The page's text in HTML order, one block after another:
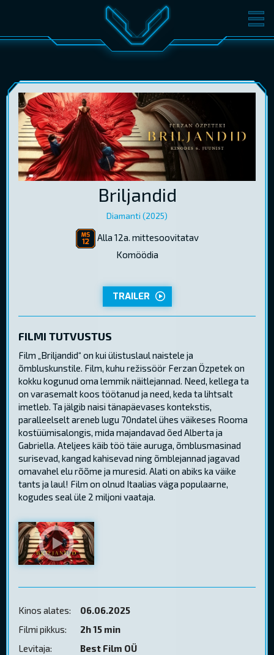
FILMID PILETID
KONVERENTS V-KLUBI
KINKEKAARDID
Briljandid
Diamanti (2025)
Alla 12a. mittesoovitatav
Komöödia
TRAILER
FILMI TUTVUSTUS
Film „Briljandid“ on kui ülistuslaul naistele ja
õmbluskunstile. Film, kuhu režissöör Ferzan Özpetek on
kokku kogunud oma lemmik näitlejannad. Need, kellega ta
on varasemalt koos töötanud ja need, keda ta lihtsalt
imetleb. Ta jälgib naisi tänapäevases kontekstis,
paralleelselt areneb lugu 70ndatel ühes väikeses Rooma
kostüümisalongis, mida majandavad õed Alberta ja
Gabriella. Ateljees käib töö täie auruga, õmblusmasinad
surisevad, kangad kahisevad ning õmblejannad jagavad
omavahel elu rõõme ja muresid. Alati on abiks ka väike
tants ja laul! Film on olnud Itaalias väga populaarne,
kogudes seal üle 2 miljoni vaataja.
Kinos alates:
06.06.2025
Filmi pikkus:
2h 15 min
Levitaja:
Best Film OÜ